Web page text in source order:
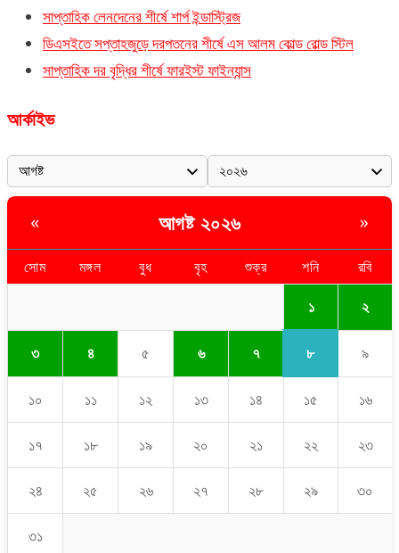
সাপ্তাহিক লেনদেনের শীর্ষে শার্প ইন্ডাস্ট্রিজ
ডিএসইতে সপ্তাহজুড়ে দরপতনের শীর্ষে এস আলম কোল্ড রোল্ড স্টিল
সাপ্তাহিক দর বৃদ্ধির শীর্ষে ফারইস্ট ফাইন্যান্স
আর্কাইভ
« আগষ্ট ২০২৬ »
সোম মঙ্গল বুধ বৃহ শুক্র শনি রবি
১ ২
৩ ৪ ৫ ৬ ৭ ৮ ৯
১০ ১১ ১২ ১৩ ১৪ ১৫ ১৬
১৭ ১৮ ১৯ ২০ ২১ ২২ ২৩
২৪ ২৫ ২৬ ২৭ ২৮ ২৯ ৩০
৩১